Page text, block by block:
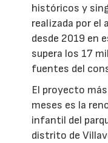
históricos y
realizada por el
desde 2019 en
supera los 17
fuentes del
El proyecto
meses es la
infantil del
distrito de